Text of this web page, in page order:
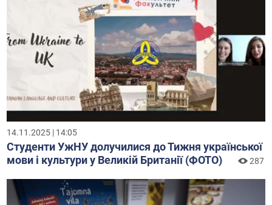
14.11.2025 | 14:05
Студенти УжНУ долучилися до Тижня української
мови і культури у Великій Британії (ФОТО)
287